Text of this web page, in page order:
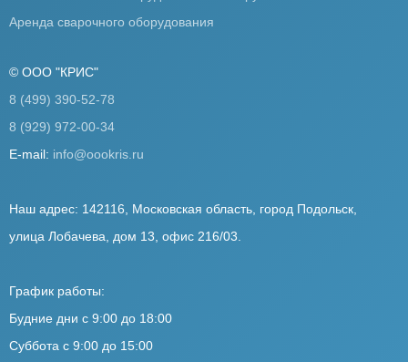
Аренда сварочного оборудования
© ООО "КРИС"
8 (499) 390-52-78
8 (929) 972-00-34
E-mail: info@oookris.ru
Наш адрес: 142116, Московская область, город Подольск,
улица Лобачева, дом 13, офис 216/03.
График работы:
Будние дни с 9:00 до 18:00
Суббота с 9:00 до 15:00